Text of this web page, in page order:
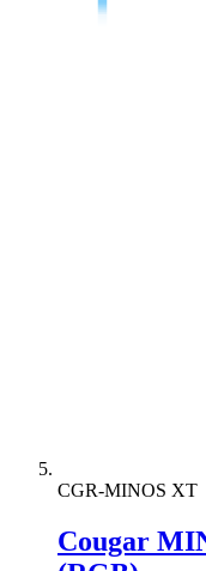
CGR-MINOS XT
Cougar